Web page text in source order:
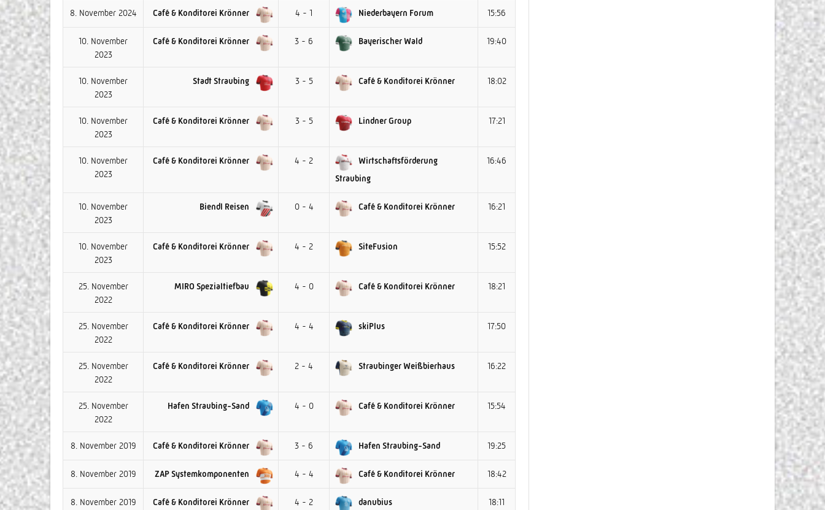
8. November 2024 Café & Konditorei Krönner 4 - 1 Niederbayern Forum 15:56
10. November
2023
Café & Konditorei Krönner 3 - 6 Bayerischer Wald 19:40
10. November
2023
Stadt Straubing 3 - 5 Café & Konditorei Krönner 18:02
10. November
2023
Café & Konditorei Krönner 3 - 5 Lindner Group 17:21
10. November
2023
Café & Konditorei Krönner 4 - 2
Wirtschaftsförderung
Straubing
16:46
10. November
2023
Biendl Reisen 0 - 4 Café & Konditorei Krönner 16:21
10. November
2023
Café & Konditorei Krönner 4 - 2 SiteFusion 15:52
25. November
2022
MIRO Spezialtiefbau 4 - 0 Café & Konditorei Krönner 18:21
25. November
2022
Café & Konditorei Krönner 4 - 4 skiPlus 17:50
25. November
2022
Café & Konditorei Krönner 2 - 4 Straubinger Weißbierhaus 16:22
25. November
2022
Hafen Straubing-Sand 4 - 0 Café & Konditorei Krönner 15:54
8. November 2019 Café & Konditorei Krönner 3 - 6 Hafen Straubing-Sand 19:25
8. November 2019 ZAP Systemkomponenten 4 - 4 Café & Konditorei Krönner 18:42
8. November 2019 Café & Konditorei Krönner 4 - 2 danubius 18:11